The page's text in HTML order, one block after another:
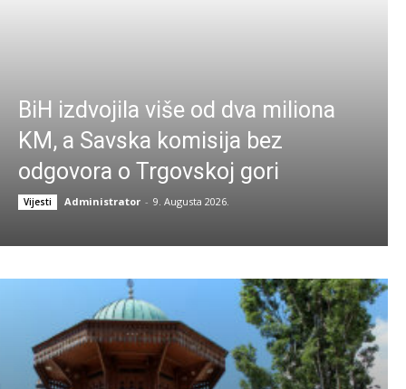
BiH izdvojila više od dva miliona
KM, a Savska komisija bez
odgovora o Trgovskoj gori
Vijesti Administrator - 9. Augusta 2026.